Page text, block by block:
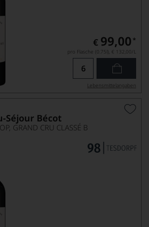
€ 99,00 *
pro Flasche (0.75l), € 132,00/L
Lebensmittel­angaben
Séjour Bécot
GRAND CRU CLASSÉ B